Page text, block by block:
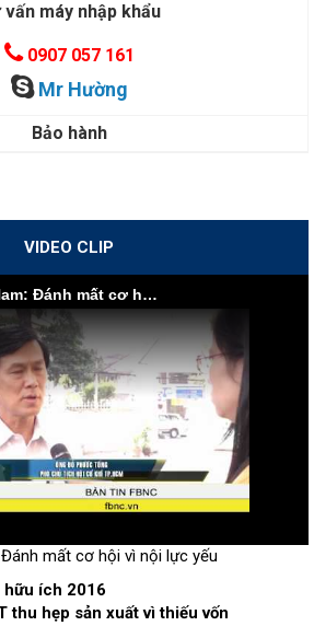
vấn máy nhập khẩu
0907 057 161
Mr Hường
Bảo hành
VIDEO CLIP
Ngành cơ khí Việt Nam: Đánh mất cơ hội vì nội lực yếu
mất cơ hội vì nội lực yếu
hữu ích 2016
thu hẹp sản xuất vì thiếu vốn